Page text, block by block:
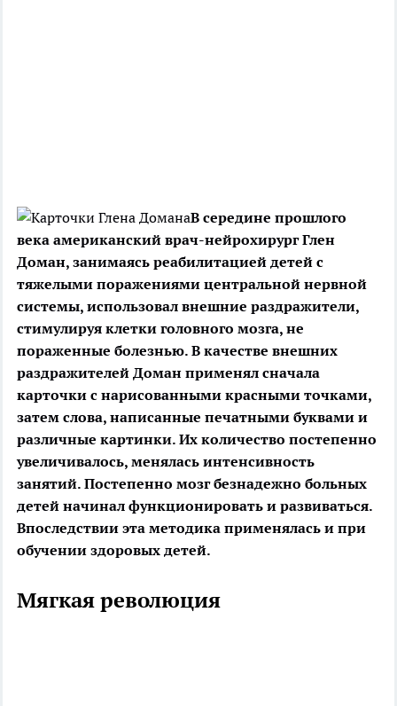
В середине прошлого
века американский врач-нейрохирург Глен
Доман, занимаясь реабилитацией детей c
тяжелыми поражениями центральной нервной
системы, использовал внешние раздражители,
стимулируя клетки головного мозга, не
пораженные болезнью. В качестве внешних
раздражителей Доман применял сначала
карточки с нарисованными красными точками,
затем слова, написанные печатными буквами и
различные картинки. Их количество постепенно
увеличивалось, менялась интенсивность
занятий. Постепенно мозг безнадежно больных
детей начинал функционировать и развиваться.
Впоследствии эта методика применялась и при
обучении здоровых детей.
Мягкая революция